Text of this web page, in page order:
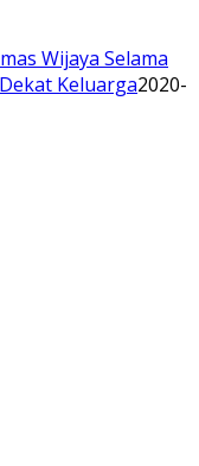
Wijaya Selama
Keluarga2020-